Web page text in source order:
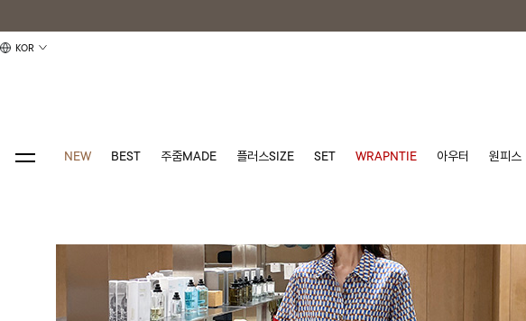
KOR
NEW BEST 주줌MADE 플러스SIZE SET WRAPNTIE 아우터 원피스